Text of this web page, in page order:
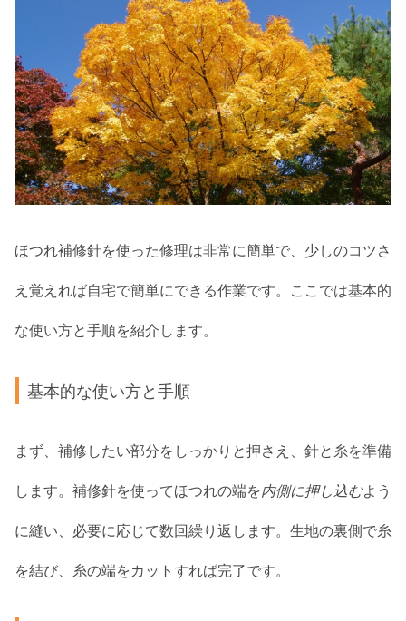
ほつれ補修針を使った修理は非常に簡単で、少しのコツさ
え覚えれば自宅で簡単にできる作業です。ここでは基本的
な使い方と手順を紹介します。
基本的な使い方と手順
まず、補修したい部分をしっかりと押さえ、針と糸を準備
します。補修針を使ってほつれの端を内側に押し込むよう
に縫い、必要に応じて数回繰り返します。生地の裏側で糸
を結び、糸の端をカットすれば完了です。